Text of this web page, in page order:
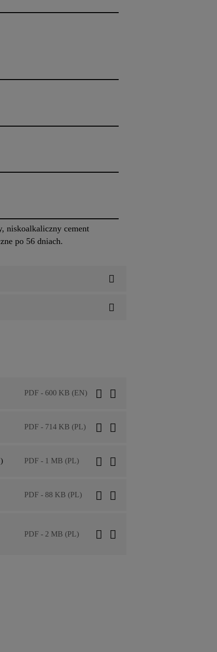
niskoalkaliczny cement
po 56 dniach.
PDF - 600 KB (EN)
PDF - 714 KB (PL)
PDF - 1 MB (PL)
PDF - 88 KB (PL)
PDF - 2 MB (PL)